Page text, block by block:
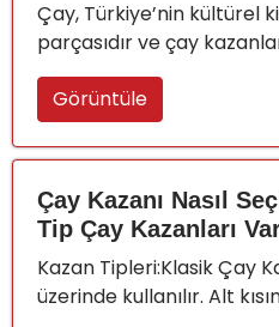
Çay, Türkiye’nin kültürel
parçasıdır ve çay
Görüntüle
Çay Kazanı Nasıl
Tip Çay Kazanları
Kazan Tipleri:Klasik Çay
üzerinde kullanılır. Alt